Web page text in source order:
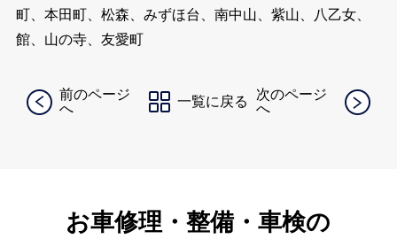
町、本田町、松森、みずほ台、南中山、紫山、八乙女、
館、山の寺、友愛町
前のページ
へ
一覧に戻る
次のページ
へ
お車修理・整備・車検の